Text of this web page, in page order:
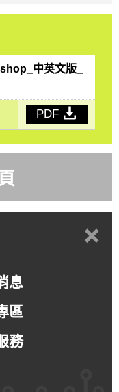
中英文版_
PDF
+
息
區
務